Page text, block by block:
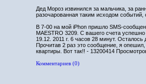
Дед Мороз извинился за мальчика, за
разочарованная таким исходом
В 7-00 на мой iPhon пришло SMS-
MAESTRO 3209. С вашего счета
19.12. 2011 г. 6 часов 28 минут. Осталось
Прочитав 2 раз это сообщение, я
квартиры. Вот так!! - 13200414
Комментариев (0)